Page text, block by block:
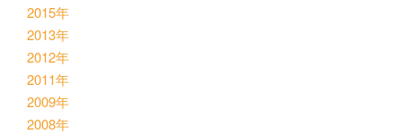
2015年
2013年
2012年
2011年
2009年
2008年